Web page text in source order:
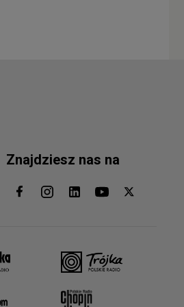
Znajdziesz nas na